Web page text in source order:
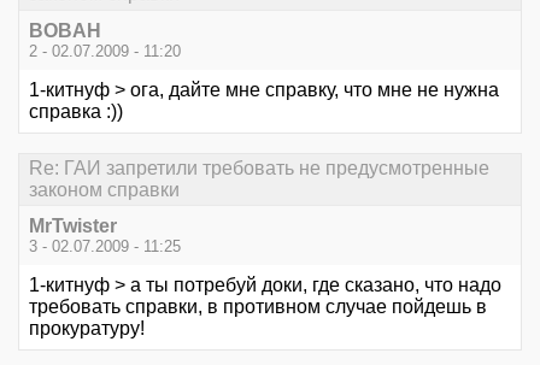
BOBAH
2 - 02.07.2009 - 11:20
1-китнуф > ога, дайте мне справку, что мне не нужна
справка :))
Re: ГАИ запретили требовать не предусмотренные
законом справки
MrTwister
3 - 02.07.2009 - 11:25
1-китнуф > а ты потребуй доки, где сказано, что надо
требовать справки, в противном случае пойдешь в
прокуратуру!